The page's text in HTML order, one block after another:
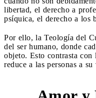
libertad, el derecho a
psíquica, el derecho a los
Por ello, la Teología del
del ser humano, donde
objeto. Esto contrasta
reduce a las personas a